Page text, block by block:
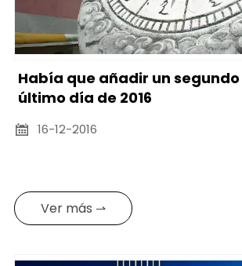
Había que añadir un
último día de 2016
 16-12-2016
Ver más ⇀